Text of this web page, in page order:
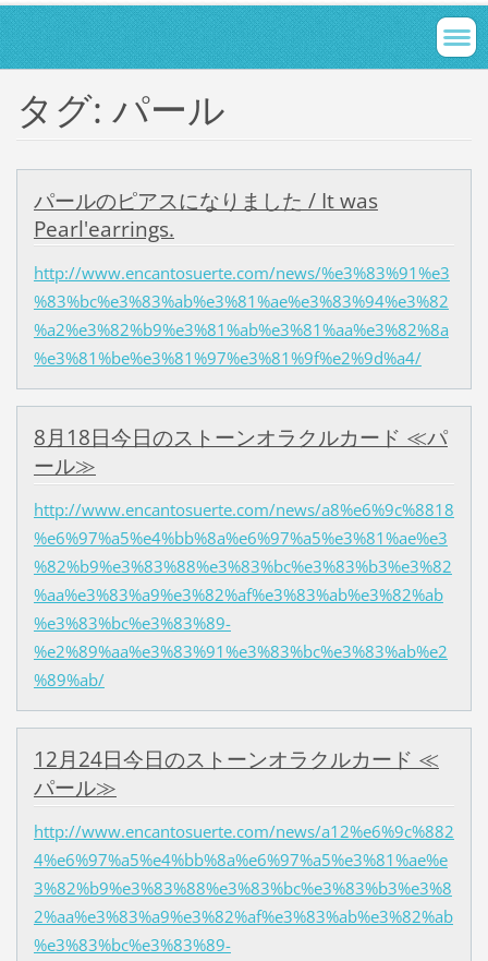
タグ: パール
パールのピアスになりました / It was
Pearl'earrings.
http://www.encantosuerte.com/news/%e3%83%91%e3
%83%bc%e3%83%ab%e3%81%ae%e3%83%94%e3%82
%a2%e3%82%b9%e3%81%ab%e3%81%aa%e3%82%8a
%e3%81%be%e3%81%97%e3%81%9f%e2%9d%a4/
8月18日今日のストーンオラクルカード ≪パ
ール≫
http://www.encantosuerte.com/news/a8%e6%9c%8818
%e6%97%a5%e4%bb%8a%e6%97%a5%e3%81%ae%e3
%82%b9%e3%83%88%e3%83%bc%e3%83%b3%e3%82
%aa%e3%83%a9%e3%82%af%e3%83%ab%e3%82%ab
%e3%83%bc%e3%83%89-
%e2%89%aa%e3%83%91%e3%83%bc%e3%83%ab%e2
%89%ab/
12月24日今日のストーンオラクルカード ≪
パール≫
http://www.encantosuerte.com/news/a12%e6%9c%882
4%e6%97%a5%e4%bb%8a%e6%97%a5%e3%81%ae%e
3%82%b9%e3%83%88%e3%83%bc%e3%83%b3%e3%8
2%aa%e3%83%a9%e3%82%af%e3%83%ab%e3%82%ab
%e3%83%bc%e3%83%89-